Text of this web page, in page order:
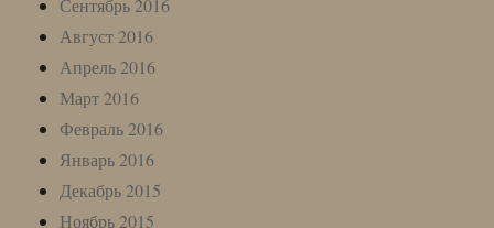
Сентябрь 2016
Август 2016
Апрель 2016
Март 2016
Февраль 2016
Январь 2016
Декабрь 2015
Ноябрь 2015